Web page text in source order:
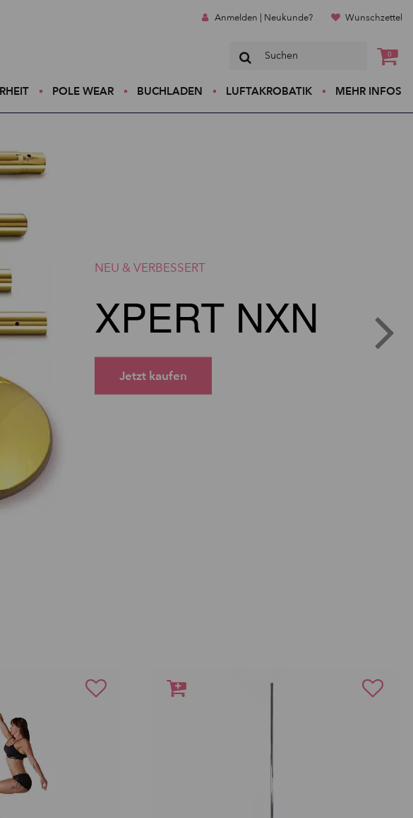
Anmelden | Neukunde? Wunschzettel
0
POLE WEAR BUCHLADEN LUFTAKROBATIK MEHR INFOS
NEU & VERBESSERT
XPERT NXN
Jetzt kaufen